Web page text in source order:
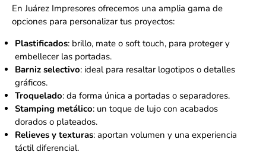
En Juárez Impresores ofrecemos una amplia gama de
opciones para personalizar tus proyectos:
Plastificados: brillo, mate o soft touch, para proteger y
embellecer las portadas.
Barniz selectivo: ideal para resaltar logotipos o detalles
gráficos.
Troquelado: da forma única a portadas o separadores.
Stamping metálico: un toque de lujo con acabados
dorados o plateados.
Relieves y texturas: aportan volumen y una experiencia
táctil diferencial.